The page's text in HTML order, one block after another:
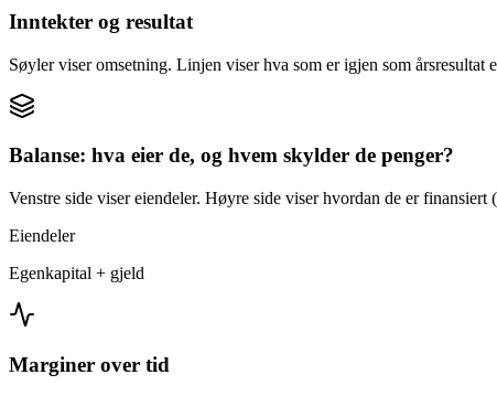
Inntekter og resultat
Søyler viser omsetning. Linjen viser hva som er igjen som årsresultat
Balanse: hva eier de, og hvem skylder de penger?
Venstre side viser eiendeler. Høyre side viser hvordan de er
Eiendeler
Egenkapital + gjeld
Marginer over tid